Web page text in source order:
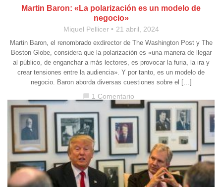
Martin Baron: «La polarización es un modelo de
negocio»
Miquel Pellicer 21 abril, 2024
Martin Baron, el renombrado exdirector de The Washington Post y The
Boston Globe, considera que la polarización es «una manera de llegar
al público, de enganchar a más lectores, es provocar la furia, la ira y
crear tensiones entre la audiencia». Y por tanto, es un modelo de
negocio. Baron aborda diversas cuestiones sobre el […]
1 Comentario